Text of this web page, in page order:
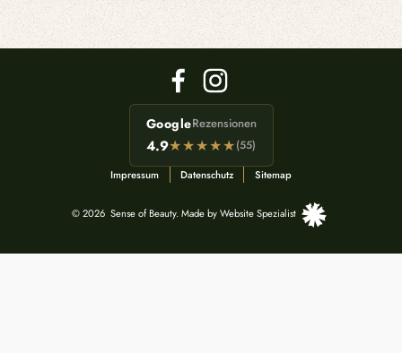
GoogleRezensionen
4.9★★★★★(55)
Impressum Datenschutz Sitemap
©2026 Sense of Beauty. Made by Website Spezialist